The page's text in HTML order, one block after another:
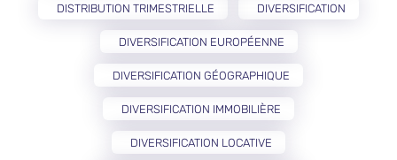
DISTRIBUTION TRIMESTRIELLE DIVERSIFICATION
DIVERSIFICATION EUROPÉENNE
DIVERSIFICATION GÉOGRAPHIQUE
DIVERSIFICATION IMMOBILIÈRE
DIVERSIFICATION LOCATIVE